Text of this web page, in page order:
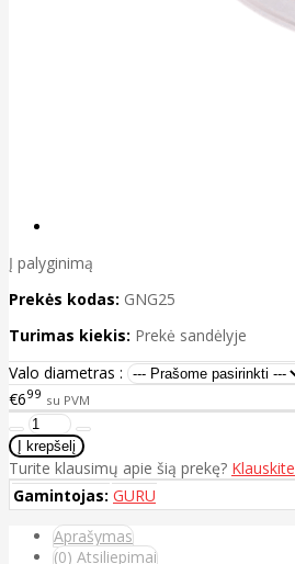
Į palyginimą
Prekės kodas: GNG25
Turimas kiekis: Prekė sandėlyje
Valo diametras :
€699 su PVM
Turite klausimų apie šią prekę? Klauskite
Gamintojas: GURU
Aprašymas
(0) Atsiliepimai